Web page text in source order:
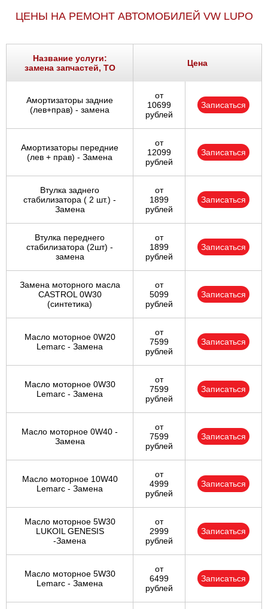
ЦЕНЫ НА РЕМОНТ АВТОМОБИЛЕЙ VW LUPO
Название услуги:
замена запчастей, ТО
Цена
Амортизаторы задние
(лев+прав) - замена
от
10699
рублей
Записаться
Амортизаторы передние
(лев + прав) - Замена
от
12099
рублей
Записаться
Втулка заднего
стабилизатора ( 2 шт.) -
Замена
от
1899
рублей
Записаться
Втулка переднего
стабилизатора (2шт) -
замена
от
1899
рублей
Записаться
Замена моторного масла
CASTROL 0W30
(синтетика)
от
5099
рублей
Записаться
Масло моторное 0W20
Lemarc - Замена
от
7599
рублей
Записаться
Масло моторное 0W30
Lemarc - Замена
от
7599
рублей
Записаться
Масло моторное 0W40 -
Замена
от
7599
рублей
Записаться
Масло моторное 10W40
Lemarc - Замена
от
4999
рублей
Записаться
Масло моторное 5W30
LUKOIL GENESIS
-Замена
от
2999
рублей
Записаться
Масло моторное 5W30
Lemarc - Замена
от
6499
рублей
Записаться